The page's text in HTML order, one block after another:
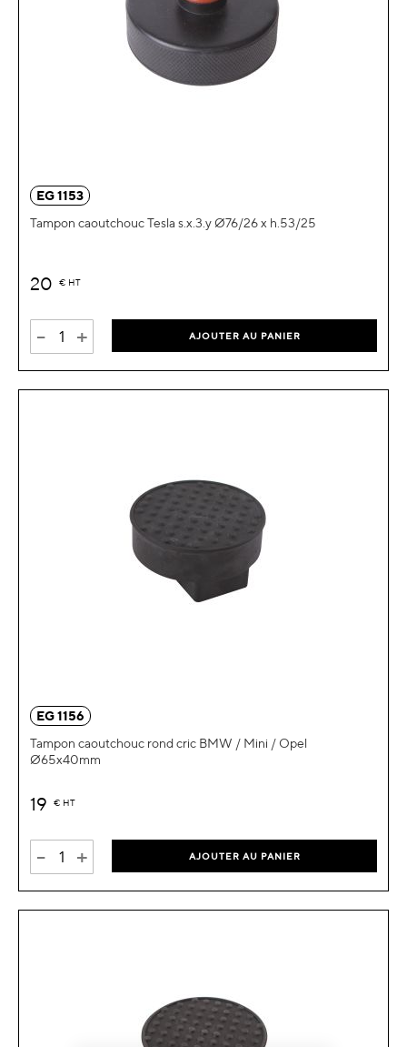
EG 1153
Tampon caoutchouc Tesla s.x.3.y Ø76/26 x h.53/25
20 € HT
- + AJOUTER AU PANIER
EG 1156
Tampon caoutchouc rond cric BMW / Mini / Opel
Ø65x40mm
19 € HT
- + AJOUTER AU PANIER